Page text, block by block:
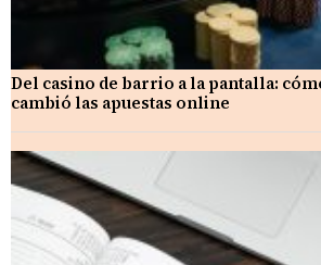
Del casino de barrio a la pantalla:
cambió las apuestas online